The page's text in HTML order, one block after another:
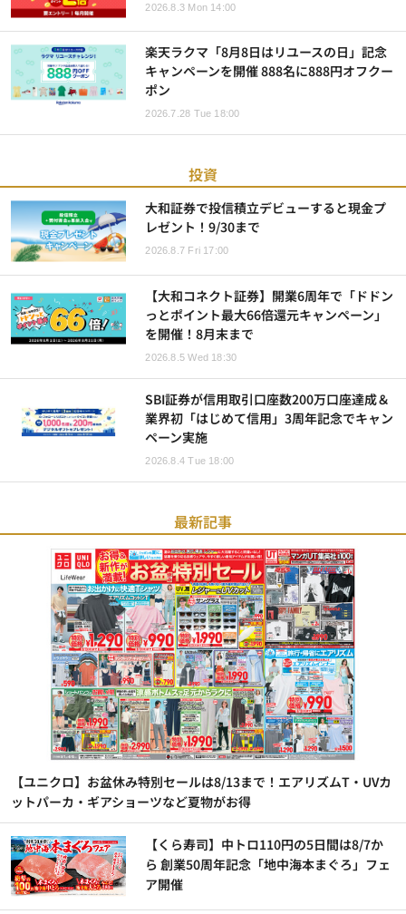
2026.8.3 Mon 14:00
楽天ラクマ「8月8日はリユースの日」記念
キャンペーンを開催 888名に888円オフクー
ポン
2026.7.28 Tue 18:00
投資
大和証券で投信積立デビューすると現金プ
レゼント！9/30まで
2026.8.7 Fri 17:00
【大和コネクト証券】開業6周年で「ドドン
っとポイント最大66倍還元キャンペーン」
を開催！8月末まで
2026.8.5 Wed 18:30
SBI証券が信用取引口座数200万口座達成＆
業界初「はじめて信用」3周年記念でキャン
ペーン実施
2026.8.4 Tue 18:00
最新記事
【ユニクロ】お盆休み特別セールは8/13まで！エアリズムT・UVカ
ットパーカ・ギアショーツなど夏物がお得
【くら寿司】中トロ110円の5日間は8/7か
ら 創業50周年記念「地中海本まぐろ」フェ
ア開催